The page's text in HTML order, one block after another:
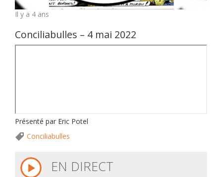
Il y a 4 ans
Conciliabulles – 4 mai 2022
Présenté par Eric Potel
Conciliabulles
EN DIRECT